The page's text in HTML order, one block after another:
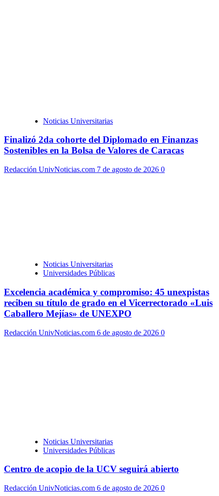
Noticias Universitarias
Finalizó 2da cohorte del Diplomado en Finanzas
Sostenibles en la Bolsa de Valores de Caracas
Redacción UnivNoticias.com 7 de agosto de 2026 0
Noticias Universitarias
Universidades Públicas
Excelencia académica y compromiso: 45 unexpistas
reciben su título de grado en el Vicerrectorado «Luis
Caballero Mejías» de UNEXPO
Redacción UnivNoticias.com 6 de agosto de 2026 0
Noticias Universitarias
Universidades Públicas
Centro de acopio de la UCV seguirá abierto
Redacción UnivNoticias.com 6 de agosto de 2026 0